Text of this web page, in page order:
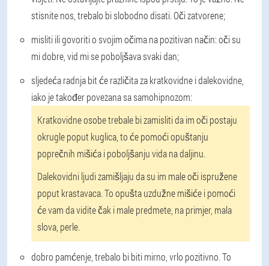
stisnite nos, trebalo bi slobodno disati. Oči zatvorene;
misliti ili govoriti o svojim očima na pozitivan način: oči su
mi dobre, vid mi se poboljšava svaki dan;
sljedeća radnja bit će različita za kratkovidne i dalekovidne,
iako je također povezana sa samohipnozom:
Kratkovidne osobe trebale bi zamisliti da im oči postaju
okrugle poput kuglica, to će pomoći opuštanju
poprečnih mišića i poboljšanju vida na daljinu.
Dalekovidni ljudi zamišljaju da su im male oči ispružene
poput krastavaca. To opušta uzdužne mišiće i pomoći
će vam da vidite čak i male predmete, na primjer, mala
slova, perle.
dobro pamćenje, trebalo bi biti mirno, vrlo pozitivno. To